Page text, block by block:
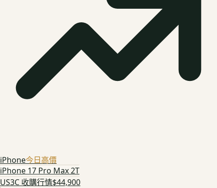
iPhone今日高價
iPhone 17 Pro Max 2T
US3C 收購行情$44,900